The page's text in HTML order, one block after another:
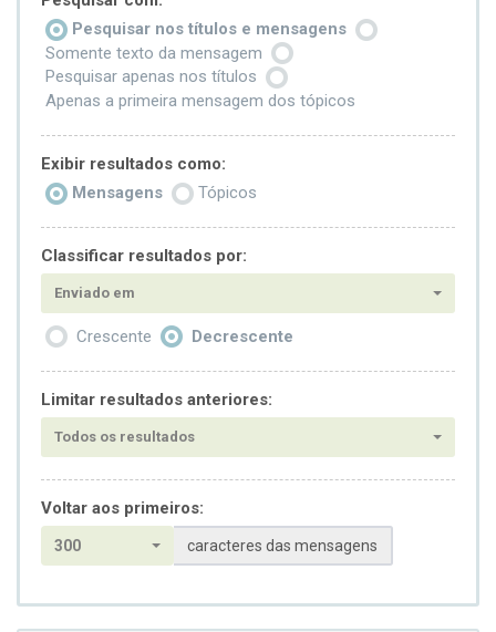
Pesquisar nos títulos e mensagens
Somente texto da mensagem
Pesquisar apenas nos títulos
Apenas a primeira mensagem dos tópicos
Exibir resultados como:
Mensagens
Tópicos
Classificar resultados por:
Enviado em
Crescente Decrescente
Limitar resultados anteriores:
Todos os resultados
Voltar aos primeiros:
300 caracteres das mensagens